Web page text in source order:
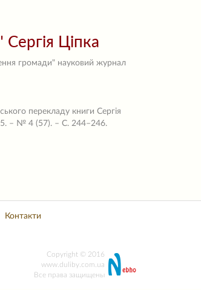
Ціпка
громади" науковий журнал
перекладу книги Сергія
– № 4 (57). – С. 244–246.
Контакти
Copyright © 2016
www.duliby.com.ua
Все права защищены